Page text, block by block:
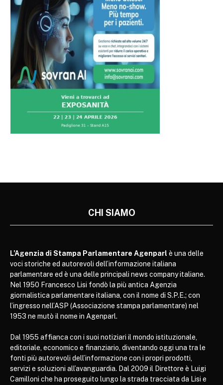
CHI SIAMO
L’Agenzia di Stampa Parlamentare Agenparl è una delle
voci storiche ed autorevoli dell’informazione italiana
parlamentare ed è una delle principali news company italiane.
Nel 1950 Francesco Lisi fondò la più antica Agenzia
giornalistica parlamentare italiana, con il nome di S.P.E.; con
l’ingresso nell’ASP (Associazione stampa parlamentare) nel
1953 ne mutò il nome in Agenparl.
Dal 1955 affianca con i suoi notiziari il mondo istituzionale,
editoriale, economico e finanziario, diventando oggi una tra le
fonti più autorevoli dell’informazione con i propri prodotti,
servizi e soluzioni all’avanguardia. Dal 2009 il Direttore è Luigi
Camilloni che ha proseguito lungo la strada tracciata da Lisi e